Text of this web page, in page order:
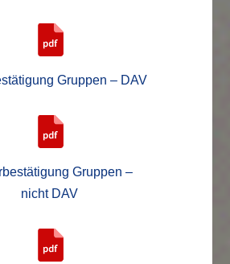
Gruppen – DAV
Gruppen –
nicht DAV